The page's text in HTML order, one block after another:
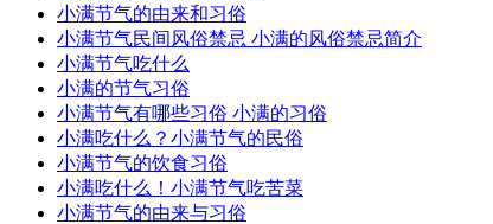
小满节气的由来和习俗
小满节气民间风俗禁忌 小满的风俗禁忌简介
小满节气吃什么
小满的节气习俗
小满节气有哪些习俗 小满的习俗
小满吃什么？小满节气的民俗
小满节气的饮食习俗
小满吃什么！小满节气吃苦菜
小满节气的由来与习俗